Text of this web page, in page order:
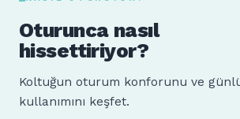
Oturunca nasıl
hissettiriyor?
Koltuğun oturum konforunu ve
kullanımını keşfet.
160 cm · 64 kg